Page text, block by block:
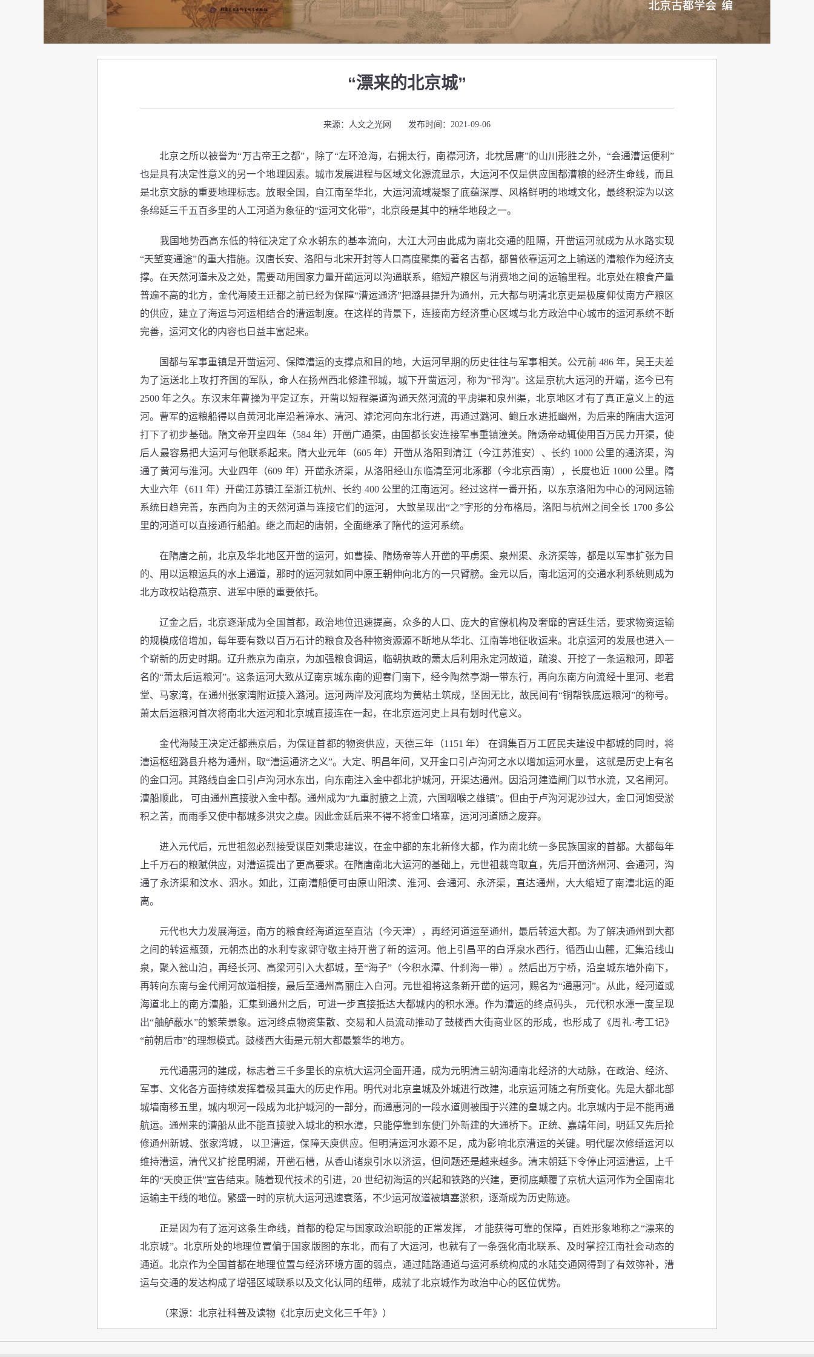
“漂来的北京城”
来源：人文之光网 发布时间：2021-09-06
北京之所以被誉为“万古帝王之都”，除了“左环沧海，右拥太行，南襟河济，北枕居庸”的山川形胜之外，“会通漕运便利”
也是具有决定性意义的另一个地理因素。城市发展进程与区域文化源流显示，大运河不仅是供应国都漕粮的经济生命线，而且
是北京文脉的重要地理标志。放眼全国，自江南至华北，大运河流域凝聚了底蕴深厚、风格鲜明的地域文化，最终积淀为以这
条绵延三千五百多里的人工河道为象征的“运河文化带”，北京段是其中的精华地段之一。
我国地势西高东低的特征决定了众水朝东的基本流向，大江大河由此成为南北交通的阻隔，开凿运河就成为从水路实现
“天堑变通途”的重大措施。汉唐长安、洛阳与北宋开封等人口高度聚集的著名古都，都曾依靠运河之上输送的漕粮作为经济支
撑。在天然河道未及之处，需要动用国家力量开凿运河以沟通联系，缩短产粮区与消费地之间的运输里程。北京处在粮食产量
普遍不高的北方，金代海陵王迁都之前已经为保障“漕运通济”把潞县提升为通州，元大都与明清北京更是极度仰仗南方产粮区
的供应，建立了海运与河运相结合的漕运制度。在这样的背景下，连接南方经济重心区域与北方政治中心城市的运河系统不断
完善，运河文化的内容也日益丰富起来。
国都与军事重镇是开凿运河、保障漕运的支撑点和目的地，大运河早期的历史往往与军事相关。公元前 486 年，吴王夫差
为了运送北上攻打齐国的军队，命人在扬州西北修建邗城，城下开凿运河，称为“邗沟”。这是京杭大运河的开端，迄今已有
2500 年之久。东汉末年曹操为平定辽东，开凿以短程渠道沟通天然河流的平虏渠和泉州渠，北京地区才有了真正意义上的运
河。曹军的运粮船得以自黄河北岸沿着漳水、清河、滹沱河向东北行进，再通过潞河、鲍丘水进抵幽州，为后来的隋唐大运河
打下了初步基础。隋文帝开皇四年（584 年）开凿广通渠，由国都长安连接军事重镇潼关。隋炀帝动辄使用百万民力开渠，使
后人最容易把大运河与他联系起来。隋大业元年（605 年）开凿从洛阳到清江（今江苏淮安）、长约 1000 公里的通济渠，沟
通了黄河与淮河。大业四年（609 年）开凿永济渠，从洛阳经山东临清至河北涿郡（今北京西南），长度也近 1000 公里。隋
大业六年（611 年）开凿江苏镇江至浙江杭州、长约 400 公里的江南运河。经过这样一番开拓，以东京洛阳为中心的河网运输
系统日趋完善，东西向为主的天然河道与连接它们的运河， 大致呈现出“之”字形的分布格局，洛阳与杭州之间全长 1700 多公
里的河道可以直接通行船舶。继之而起的唐朝，全面继承了隋代的运河系统。
在隋唐之前，北京及华北地区开凿的运河，如曹操、隋炀帝等人开凿的平虏渠、泉州渠、永济渠等，都是以军事扩张为目
的、用以运粮运兵的水上通道，那时的运河就如同中原王朝伸向北方的一只臂膀。金元以后，南北运河的交通水利系统则成为
北方政权站稳燕京、进军中原的重要依托。
辽金之后，北京逐渐成为全国首都，政治地位迅速提高，众多的人口、庞大的官僚机构及奢靡的宫廷生活，要求物资运输
的规模成倍增加，每年要有数以百万石计的粮食及各种物资源源不断地从华北、江南等地征收运来。北京运河的发展也进入一
个崭新的历史时期。辽升燕京为南京，为加强粮食调运，临朝执政的萧太后利用永定河故道，疏浚、开挖了一条运粮河，即著
名的“萧太后运粮河”。这条运河大致从辽南京城东南的迎春门南下，经今陶然亭湖一带东行，再向东南方向流经十里河、老君
堂、马家湾，在通州张家湾附近接入潞河。运河两岸及河底均为黄粘土筑成，坚固无比，故民间有“铜帮铁底运粮河”的称号。
萧太后运粮河首次将南北大运河和北京城直接连在一起，在北京运河史上具有划时代意义。
金代海陵王决定迁都燕京后，为保证首都的物资供应，天德三年（1151 年） 在调集百万工匠民夫建设中都城的同时，将
漕运枢纽潞县升格为通州，取“漕运通济之义”。大定、明昌年间，又开金口引卢沟河之水以增加运河水量， 这就是历史上有名
的金口河。其路线自金口引卢沟河水东出，向东南注入金中都北护城河，开渠达通州。因沿河建造闸门以节水流，又名闸河。
漕船顺此， 可由通州直接驶入金中都。通州成为“九重肘腋之上流，六国咽喉之雄镇”。但由于卢沟河泥沙过大，金口河饱受淤
积之苦，而雨季又使中都城多洪灾之虞。因此金廷后来不得不将金口堵塞，运河河道随之废弃。
进入元代后，元世祖忽必烈接受谋臣刘秉忠建议，在金中都的东北新修大都，作为南北统一多民族国家的首都。大都每年
上千万石的粮赋供应，对漕运提出了更高要求。在隋唐南北大运河的基础上，元世祖裁弯取直，先后开凿济州河、会通河，沟
通了永济渠和汶水、泗水。如此，江南漕船便可由原山阳渎、淮河、会通河、永济渠，直达通州，大大缩短了南漕北运的距
离。
元代也大力发展海运，南方的粮食经海道运至直沽（今天津），再经河道运至通州，最后转运大都。为了解决通州到大都
之间的转运瓶颈，元朝杰出的水利专家郭守敬主持开凿了新的运河。他上引昌平的白浮泉水西行，循西山山麓，汇集沿线山
泉，聚入瓮山泊，再经长河、高梁河引入大都城，至“海子”（今积水潭、什刹海一带）。然后出万宁桥，沿皇城东墙外南下，
再转向东南与金代闸河故道相接，最后至通州高丽庄入白河。元世祖将这条新开凿的运河，赐名为“通惠河”。从此，经河道或
海道北上的南方漕船，汇集到通州之后，可进一步直接抵达大都城内的积水潭。作为漕运的终点码头， 元代积水潭一度呈现
出“舳舻蔽水”的繁荣景象。运河终点物资集散、交易和人员流动推动了鼓楼西大街商业区的形成，也形成了《周礼·考工记》
“前朝后市”的理想模式。鼓楼西大街是元朝大都最繁华的地方。
元代通惠河的建成，标志着三千多里长的京杭大运河全面开通，成为元明清三朝沟通南北经济的大动脉，在政治、经济、
军事、文化各方面持续发挥着极其重大的历史作用。明代对北京皇城及外城进行改建，北京运河随之有所变化。先是大都北部
城墙南移五里，城内坝河一段成为北护城河的一部分，而通惠河的一段水道则被围于兴建的皇城之内。北京城内于是不能再通
航运。通州来的漕船从此不能直接驶入城北的积水潭，只能停靠到东便门外新建的大通桥下。正统、嘉靖年间，明廷又先后抢
修通州新城、张家湾城， 以卫漕运，保障天庾供应。但明清运河水源不足，成为影响北京漕运的关键。明代屡次修缮运河以
维持漕运，清代又扩挖昆明湖，开凿石槽，从香山诸泉引水以济运，但问题还是越来越多。清末朝廷下令停止河运漕运，上千
年的“天庾正供”宣告结束。随着现代技术的引进，20 世纪初海运的兴起和铁路的兴建，更彻底颠覆了京杭大运河作为全国南北
运输主干线的地位。繁盛一时的京杭大运河迅速衰落，不少运河故道被填塞淤积，逐渐成为历史陈迹。
正是因为有了运河这条生命线，首都的稳定与国家政治职能的正常发挥， 才能获得可靠的保障，百姓形象地称之“漂来的
北京城”。北京所处的地理位置偏于国家版图的东北，而有了大运河，也就有了一条强化南北联系、及时掌控江南社会动态的
通道。北京作为全国首都在地理位置与经济环境方面的弱点，通过陆路通道与运河系统构成的水陆交通网得到了有效弥补，漕
运与交通的发达构成了增强区域联系以及文化认同的纽带，成就了北京城作为政治中心的区位优势。
（来源：北京社科普及读物《北京历史文化三千年》）